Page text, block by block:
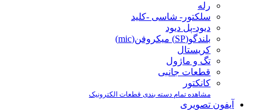
رله
سلکتور- شاسی -کلید
دیود-پل دیود
بلندگو(SP) میکروفن(mic)
کریستال
تگ و ماژول
قطعات جانبی
کانکتور
مشاهده تمام دسته بندی قطعات الکترونیک
آیفون تصویری